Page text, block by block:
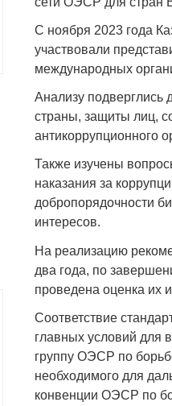
С ноября 2023 года
участвовали
международных
Анализу подверглись
страны, защиты лиц,
антикоррупционного
Также изучены
наказания за
добропорядочности
интересов.
На реализацию
два года, по
проведена оценка их
Соответствие
главных условий для
группу ОЭСР по
необходимого для
конвенции ОЭСР по